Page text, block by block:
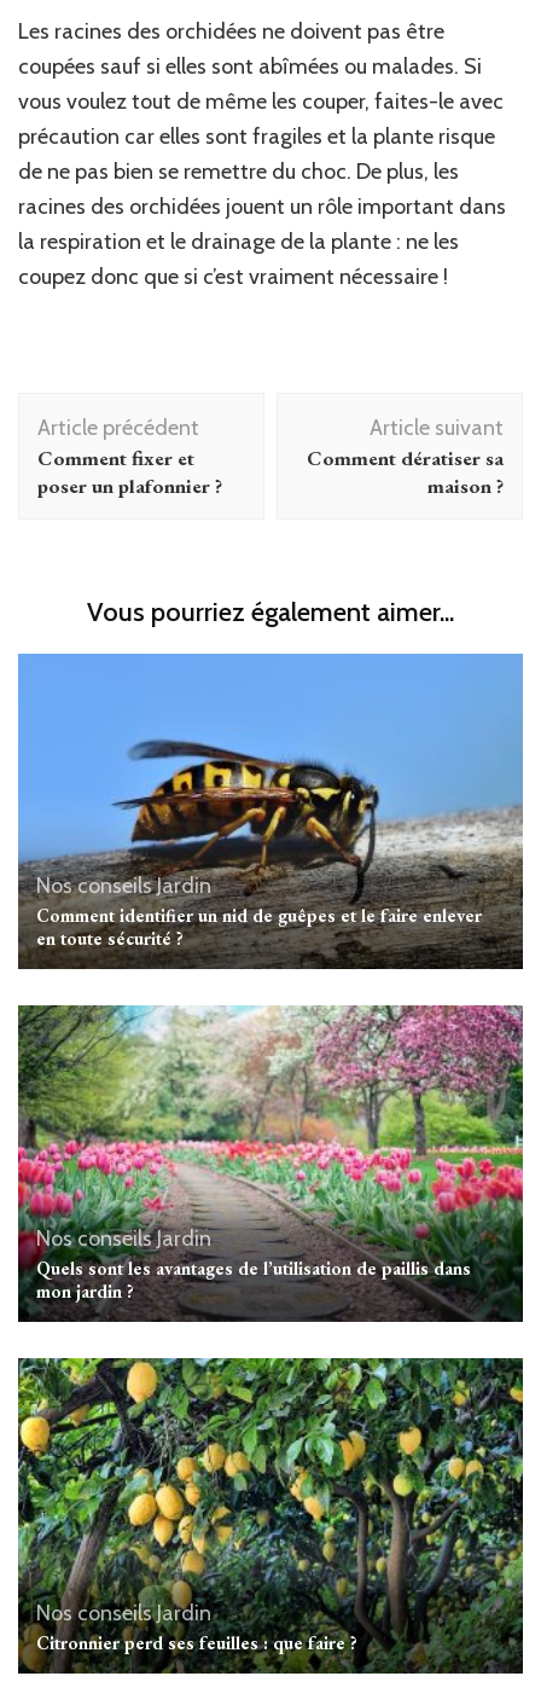
Les racines des orchidées ne doivent pas être
coupées sauf si elles sont abîmées ou malades. Si
vous voulez tout de même les couper, faites-le avec
précaution car elles sont fragiles et la plante risque
de ne pas bien se remettre du choc. De plus, les
racines des orchidées jouent un rôle important dans
la respiration et le drainage de la plante : ne les
coupez donc que si c’est vraiment nécessaire !
Navigation
d'article
Article précédent
Comment fixer et
poser un plafonnier ?
Article suivant
Comment dératiser sa
maison ?
Vous pourriez également aimer...
Nos conseils Jardin
Comment identifier un nid de guêpes et le faire enlever
en toute sécurité ?
Nos conseils Jardin
Quels sont les avantages de l’utilisation de paillis dans
mon jardin ?
Nos conseils Jardin
Citronnier perd ses feuilles : que faire ?